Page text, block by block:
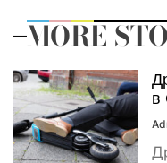
MORE
в